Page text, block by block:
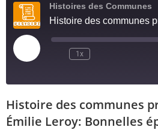
EMBED
Histoires des Communes
1x
RSS FEED
SHARE
Histoire des communes
Émilie Leroy: Bonnelles